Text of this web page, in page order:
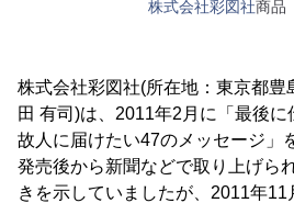
株式会社彩図社商品
株式会社彩図社(所在地：東京都豊
田 有司)は、2011年2月に「最後
故人に届けたい47のメッセージ」
発売後から新聞などで取り上げら
きを示していましたが、2011年